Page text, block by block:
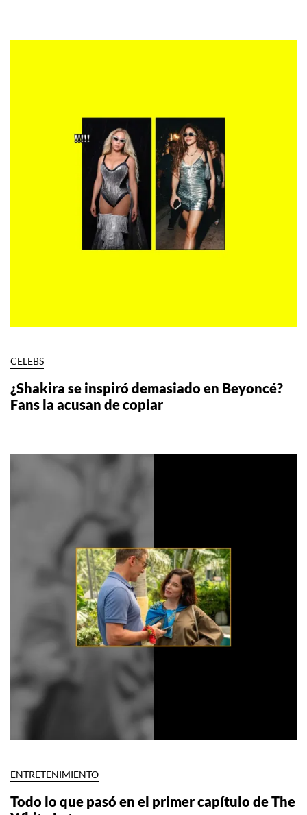
CELEBS
¿Shakira se inspiró demasiado en Beyoncé?
Fans la acusan de copiar
ENTRETENIMIENTO
Todo lo que pasó en el primer capítulo de The